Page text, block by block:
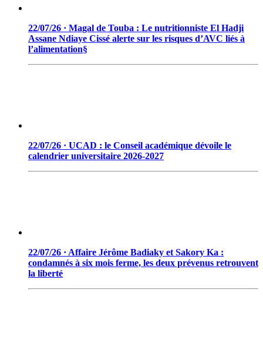
22/07/26 · Magal de Touba : Le nutritionniste El Hadji
Assane Ndiaye Cissé alerte sur les risques d’AVC liés à
l’alimentation§
22/07/26 · UCAD : le Conseil académique dévoile le
calendrier universitaire 2026-2027
22/07/26 · Affaire Jérôme Badiaky et Sakory Ka :
condamnés à six mois ferme, les deux prévenus retrouvent
la liberté